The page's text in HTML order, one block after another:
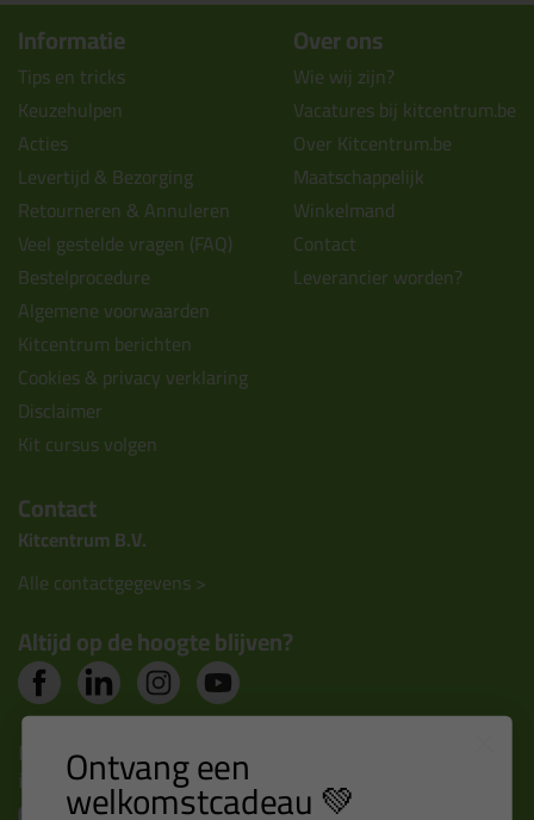
Informatie
Tips en tricks
Keuzehulpen
Acties
Levertijd & Bezorging
Retourneren & Annuleren
Veel gestelde vragen (FAQ)
Bestelprocedure
Algemene voorwaarden
Kitcentrum berichten
Cookies & privacy verklaring
Disclaimer
Kit cursus volgen
Over ons
Wie wij zijn?
Vacatures bij kitcentrum.be
Over Kitcentrum.be
Maatschappelijk
Winkelmand
Contact
Leverancier worden?
Contact
Kitcentrum B.V.
Alle contactgegevens >
Altijd op de hoogte blijven?
Nieuws, tips en exclusieve deals rechtstreeks in je
inbox Ontvang een
welkomstcadeau 💚